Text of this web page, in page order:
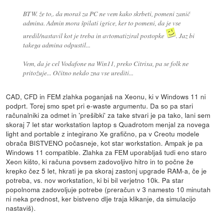
BTW. že to,. da moraš za PC ne vem kako skrbeti, pomeni zanič
admina. Admin mora špilati igrice, ker to pomeni, da je vse
uredil/nastavil kot je treba in avtomatiziral postopke
. Jaz bi
takega admina odpustil...
Vem, da je cel Vodafone na Win11, preko Citrixa, pa se folk ne
pritožuje... Očitno nekdo zna vse urediti...
CAD, CFD in FEM zlahka poganjaš na Xeonu, ki v Windows 11 ni
podprt. Torej smo spet pri e-waste argumentu. Da so pa stari
računalniki za odmet in 'prešibki' za take stvari je pa tako, lani sem
skoraj 7 let star workstation laptop s Quadrotom menjal za novega
light and portable z integirano Xe grafično, pa v Creotu modele
obrača BISTVENO počasneje, kot star workstation. Ampak je pa
Windows 11 compatible. Zlahka za FEM uporabljaš tudi eno staro
Xeon kišto, ki računa povsem zadovoljivo hitro in to počne že
krepko čez 5 let, hkrati je pa skoraj zastonj upgrade RAM-a, če je
potreba, vs. nov workstation, ki bi bil verjetno 10k. Pa star
popolnoma zadovoljuje potrebe (preračun v 3 namesto 10 minutah
ni neka prednost, ker bistveno dlje traja klikanje, da simulacijo
nastaviš).